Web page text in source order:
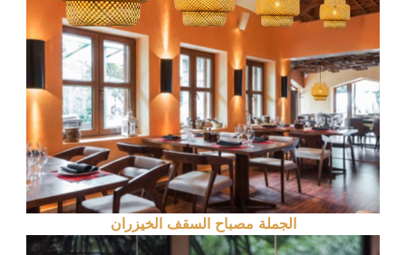
الجملة مصباح السقف الخيزران